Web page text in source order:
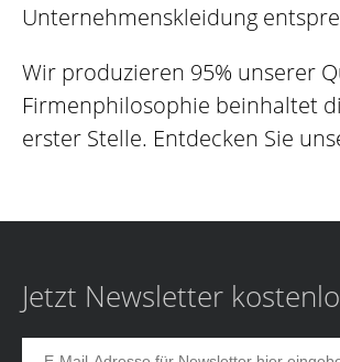
Unternehmenskleidung
Wir produzieren 95% unserer
Firmenphilosophie beinhaltet
erster Stelle. Entdecken Sie
Jetzt Newsletter